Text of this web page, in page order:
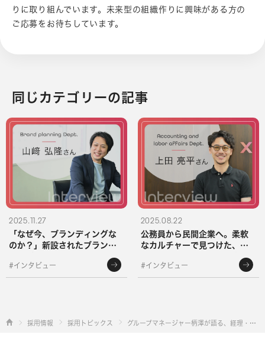
りに取り組んでいます。未来型の組織作りに興味がある方の
ご応募をお待ちしています。
同じカテゴリーの記事
2025.11.27
「なぜ今、ブランディングな
のか？」新設されたブランド
企画グループのGMが語る、
ACの未来と戦略
#インタビュー
2025.08.22
公務員から民間企業へ。柔軟
なカルチャーで見つけた、自
分らしい働き方——上田亮平
が語るキャリアの現在地
#インタビュー
採用情報 採用トピックス グループマネージャー柄澤が語る、経理・労務管理支援グループの取り組みと変革への道のり